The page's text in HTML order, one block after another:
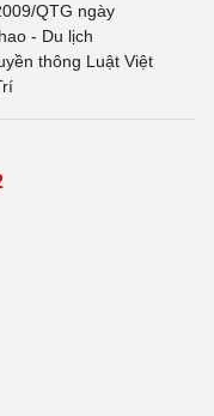
QTG ngày
- Du lịch
thông Luật Việt